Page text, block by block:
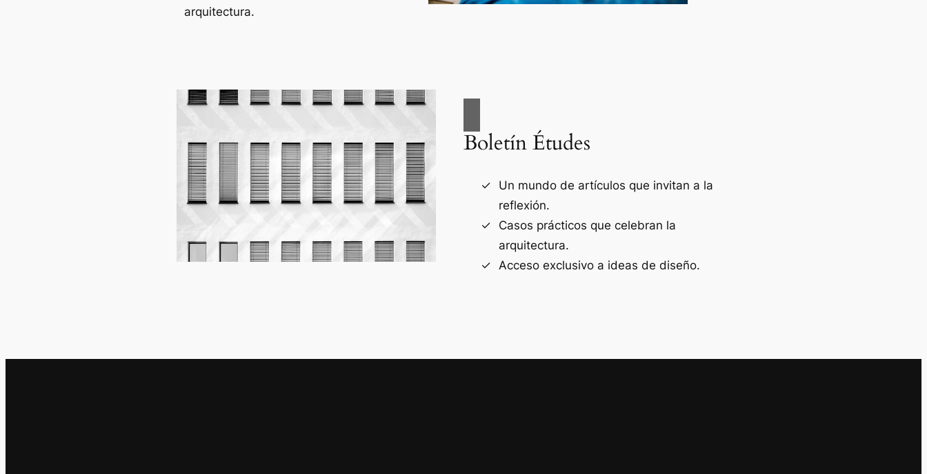
arquitectura.
Boletín Études
Un mundo de artículos que invitan a la
reflexión.
Casos prácticos que celebran la
arquitectura.
Acceso exclusivo a ideas de diseño.